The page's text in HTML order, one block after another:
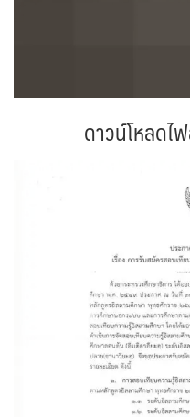
ดาวน์โหลดไ